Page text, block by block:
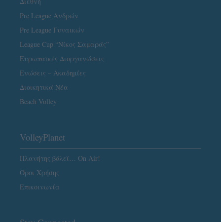
Pre League Ανδρών
Pre League Γυναικών
League Cup “Νίκος Σαμαράς”
Ευρωπαϊκές Διοργανώσεις
Ενώσεις – Ακαδημίες
Διοικητικά Νέα
Beach Volley
VolleyPlanet
Πλανήτης βόλεϊ… On Air!
Όροι Χρήσης
Επικοινωνία